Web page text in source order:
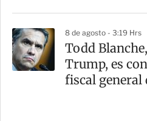
8 de agosto - 3:19 Hrs
Todd
Trump, es
fiscal general